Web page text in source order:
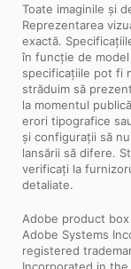
Toate imaginile și
Reprezentarea
exactă.
în funcție de
specificațiile pot fi
străduim să
la momentul
erori tipografice
și configurații să
lansării să difere.
verificați la
detaliate.
Adobe product
Adobe Systems
registered